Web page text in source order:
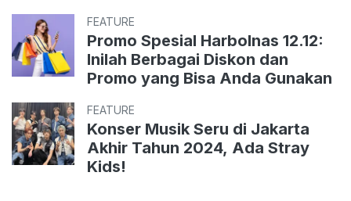
FEATURE
Promo Spesial Harbolnas 12.12:
Inilah Berbagai Diskon dan
Promo yang Bisa Anda Gunakan
FEATURE
Konser Musik Seru di Jakarta
Akhir Tahun 2024, Ada Stray
Kids!